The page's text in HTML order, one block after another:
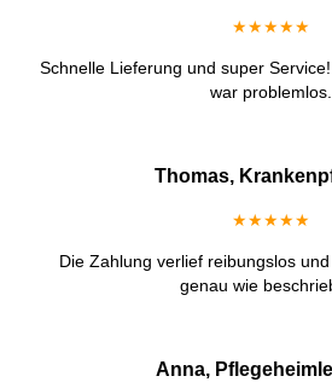
★★★★★
Schnelle Lieferung und super
war problemlos.
Thomas,
★★★★★
Die Zahlung verlief reibungslos
genau wie
Anna,